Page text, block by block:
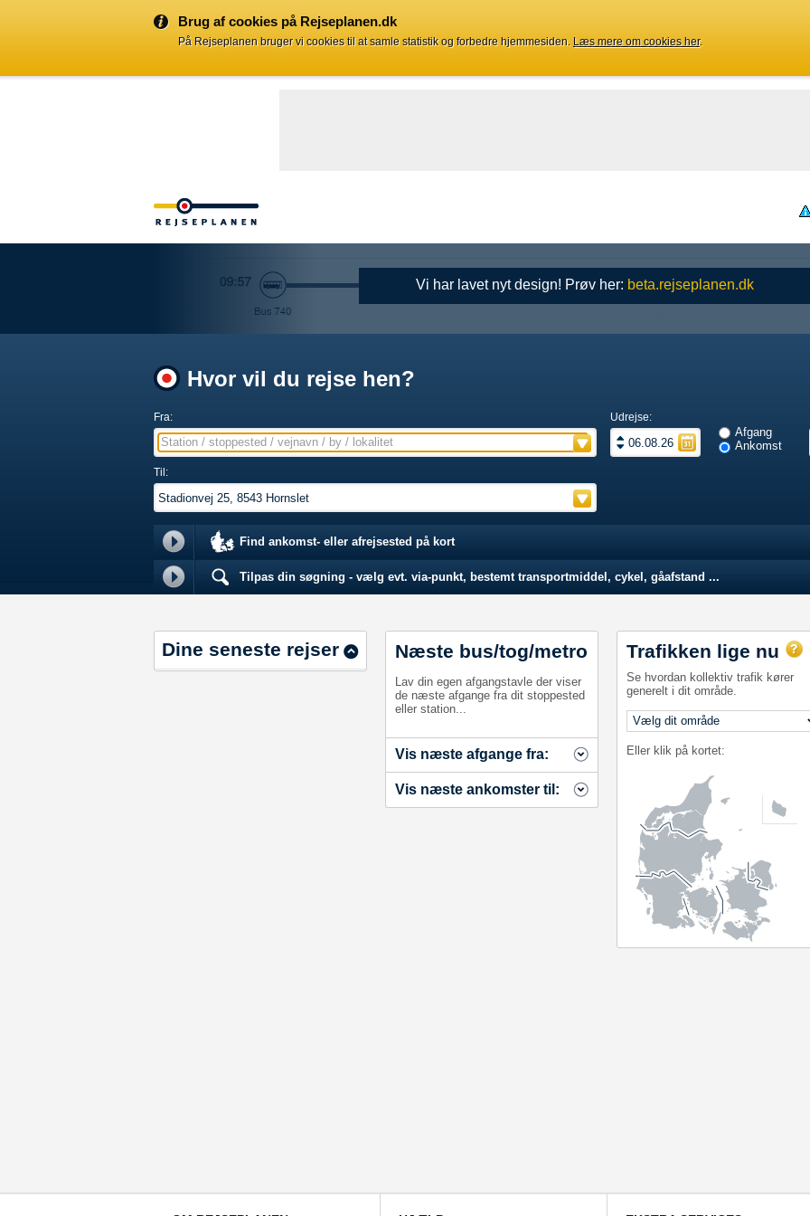
Brug af cookies på Rejseplanen.dk
På Rejseplanen bruger vi cookies til at samle statistik og forbedre hjemmesiden. Læs mere om cookies her.
Vi har lavet nyt design! Prøv her: beta.rejseplanen.dk
Hvor vil du rejse hen?
Fra:
Station / stoppested / vejnavn / by / lokalitet
Udrejse:
Afgang
Ankomst
Til:
Find ankomst- eller afrejsested på kort
Tilpas din søgning - vælg evt. via-punkt, bestemt transportmiddel, cykel, gåafstand ...
Dine seneste rejser Næste bus/tog/metro
Lav din egen afgangstavle der viser
de næste afgange fra dit stoppested
eller station...
Vis næste afgange fra:
Vis næste ankomster til:
Trafikken lige nu
Se hvordan kollektiv trafik kører
generelt i dit område.
Eller klik på kortet: